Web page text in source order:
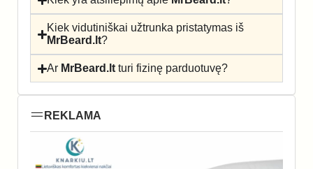
Kiek vidutiniškai užtrunka pristatymas iš
MrBeard.lt?
Ar MrBeard.lt turi fizinę parduotuvę?
REKLAMA